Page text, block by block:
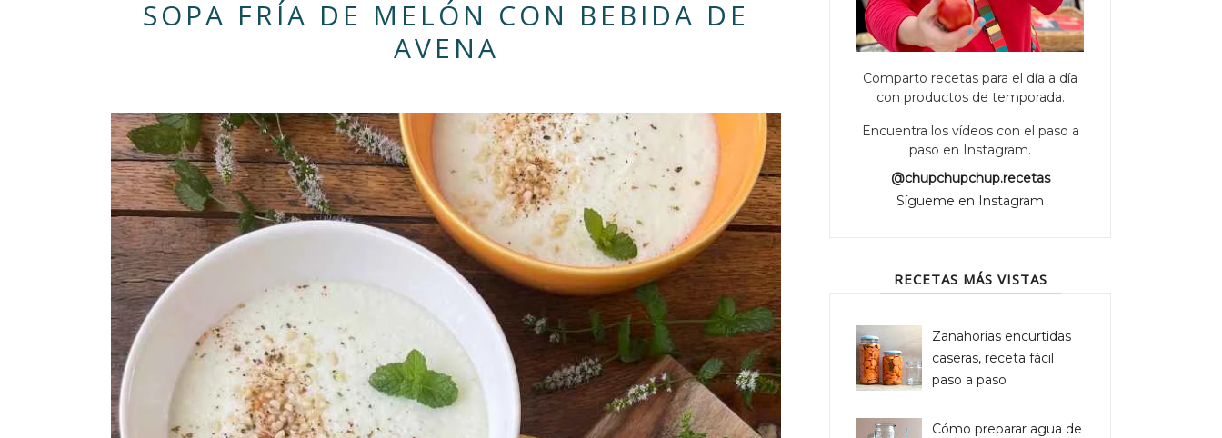
SOPA FRÍA DE MELÓN CON BEBIDA DE
AVENA
Comparto recetas para el día a día
con productos de temporada.
Encuentra los vídeos con el paso a
paso en Instagram.
@chupchupchup.recetas
Sígueme en Instagram
RECETAS MÁS VISTAS
Zanahorias encurtidas
caseras, receta fácil
paso a paso
Cómo preparar agua de